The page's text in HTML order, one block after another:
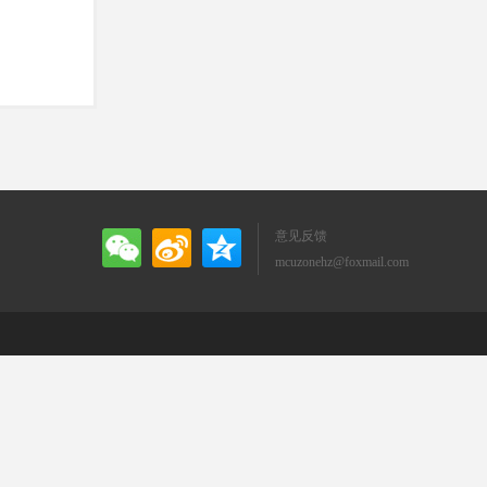
意见反馈
mcuzonehz@foxmail.com